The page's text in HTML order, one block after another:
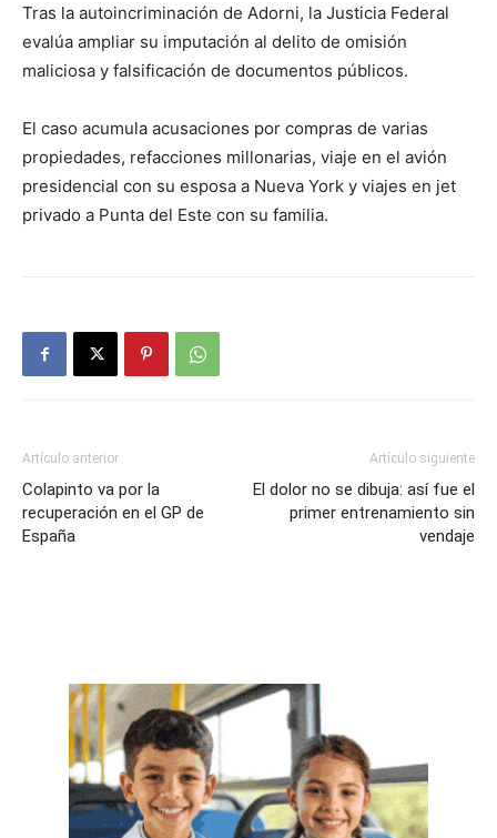
Tras la autoincriminación de Adorni, la Justicia Federal
evalúa ampliar su imputación al delito de omisión
maliciosa y falsificación de documentos públicos.
El caso acumula acusaciones por compras de varias
propiedades, refacciones millonarias, viaje en el avión
presidencial con su esposa a Nueva York y viajes en jet
privado a Punta del Este con su familia.
Artículo anterior
Colapinto va por la
recuperación en el GP de
España
Artículo siguiente
El dolor no se dibuja: así fue el
primer entrenamiento sin
vendaje